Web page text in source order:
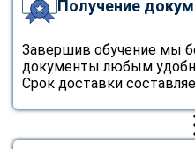
Получение
Завершив обучение мы
документы любым
Срок доставки